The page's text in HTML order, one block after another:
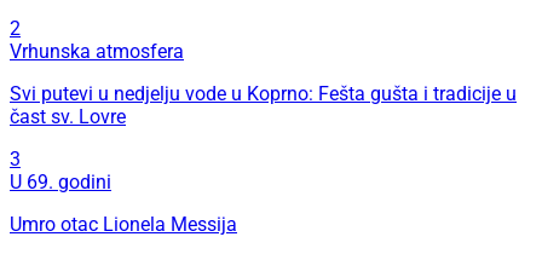
2
Vrhunska atmosfera
Svi putevi u nedjelju vode u Koprno: Fešta gušta i tradicije u
čast sv. Lovre
3
U 69. godini
Umro otac Lionela Messija